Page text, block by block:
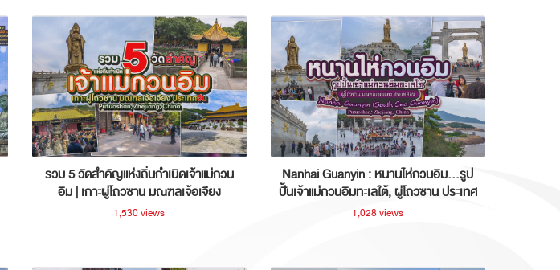
รวม 5 วัดสำคัญแห่งถิ่นกำเนิดเจ้าแม่กวน
อิม | เกาะผู่โถวซาน มณฑลเจ้อเจียง
ประเทศจีน
1,530 views
Nanhai Guanyin : หนานไห่กวนอิม...รูป
ปั้นเจ้าแม่กวนอิมทะเลใต้, ผู่โถวซาน ประเทศ
จีน
1,028 views